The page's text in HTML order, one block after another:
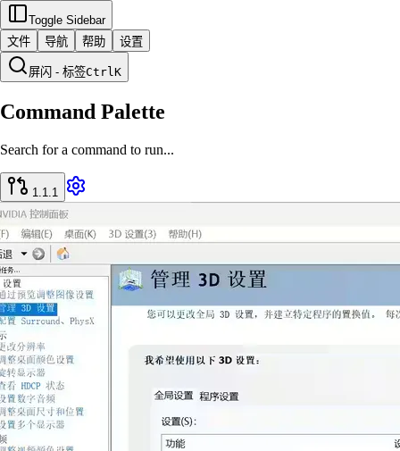
Toggle Sidebar
文件
导航 帮助 设置
屏闪 - 标签CtrlK
Command Palette
Search for a command to run...
1.1.1